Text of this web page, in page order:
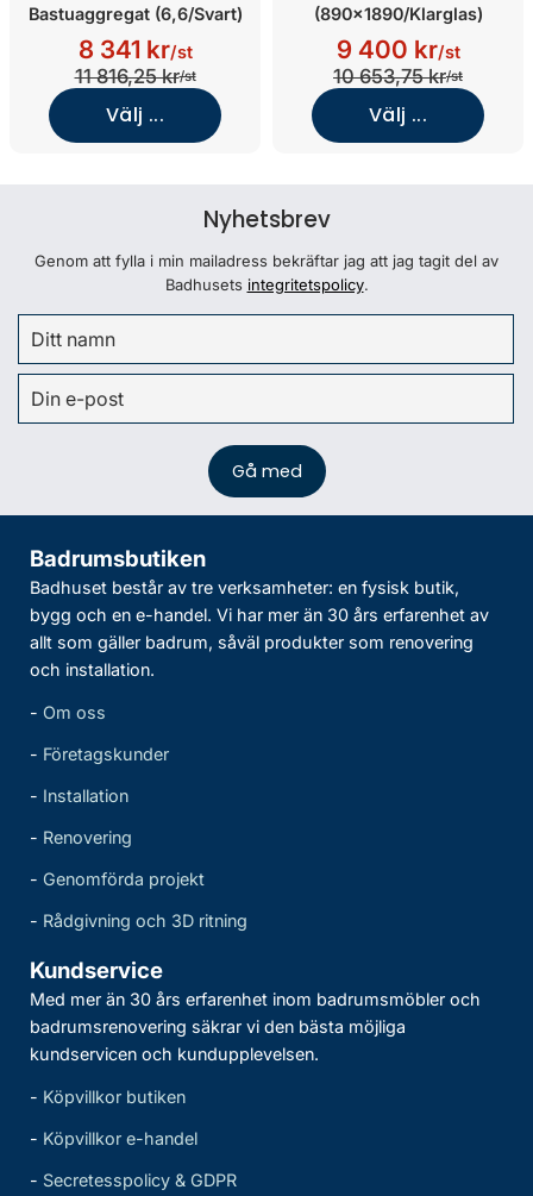
Bastuaggregat (6,6/Svart)
8 341 kr/st
11 816,25 kr/st
Välj ...
(890x1890/Klarglas)
9 400 kr/st
10 653,75 kr/st
Välj ...
Nyhetsbrev
Genom att fylla i min mailadress bekräftar jag att jag tagit del av
Badhusets integritetspolicy.
Badrumsbutiken
Badhuset består av tre verksamheter: en fysisk butik,
bygg och en e-handel. Vi har mer än 30 års erfarenhet av
allt som gäller badrum, såväl produkter som renovering
och installation.
- Om oss
- Företagskunder
- Installation
- Renovering
- Genomförda projekt
- Rådgivning och 3D ritning
Kundservice
Med mer än 30 års erfarenhet inom badrumsmöbler och
badrumsrenovering säkrar vi den bästa möjliga
kundservicen och kundupplevelsen.
- Köpvillkor butiken
- Köpvillkor e-handel
- Secretesspolicy & GDPR